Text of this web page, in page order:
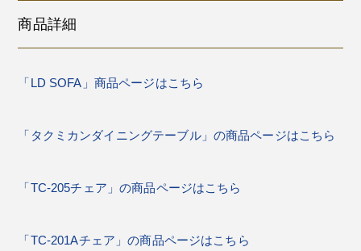
商品詳細
「LD SOFA」商品ページはこちら
「タクミカンダイニングテーブル」の商品ページはこちら
「TC-205チェア」の商品ページはこちら
「TC-201Aチェア」の商品ページはこちら